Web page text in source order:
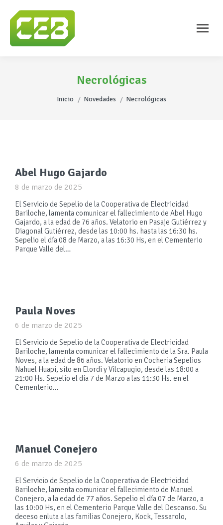
Necrológicas
Estás aquí:
Inicio Novedades Necrológicas
Abel Hugo Gajardo
8 de marzo de 2025
El Servicio de Sepelio de la Cooperativa de Electricidad
Bariloche, lamenta comunicar el fallecimiento de Abel Hugo
Gajardo, a la edad de 76 años. Velatorio en Pasaje Gutiérrez y
Diagonal Gutiérrez, desde las 10:00 hs. hasta las 16:30 hs.
Sepelio el día 08 de Marzo, a las 16:30 Hs, en el Cementerio
Parque Valle del…
Paula Noves
6 de marzo de 2025
El Servicio de Sepelio de la Cooperativa de Electricidad
Bariloche, lamenta comunicar el fallecimiento de la Sra. Paula
Noves, a la edad de 86 años. Velatorio en Cocheria Sepelios
Nahuel Huapi, sito en Elordi y Vilcapugio, desde las 18:00 a
21:00 Hs. Sepelio el día 7 de Marzo a las 11:30 Hs. en el
Cementerio…
Manuel Conejero
6 de marzo de 2025
El Servicio de Sepelio de la Cooperativa de Electricidad
Bariloche, lamenta comunicar el fallecimiento de Manuel
Conejero, a la edad de 77 años. Sepelio el día 07 de Marzo, a
las 10:00 Hs, en el Cementerio Parque Valle del Descanso. Su
deceso enluta a las familias Conejero, Kock, Tessarolo,